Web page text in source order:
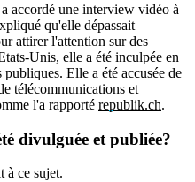
accordé une interview vidéo à
qu'elle dépassait
attirer l'attention sur des
Unis, elle a été inculpée en
Elle a été accusée de
télécommunications et
l'a rapporté republik.ch.
divulguée et publiée?
à ce sujet.